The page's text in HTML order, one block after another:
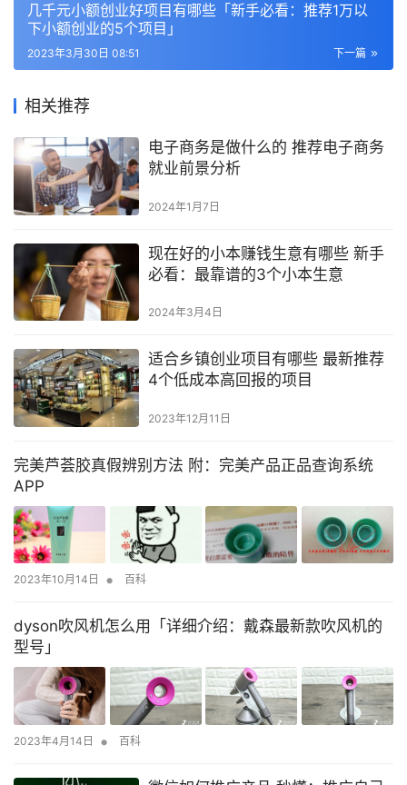
几千元小额创业好项目有哪些「新手必看：推荐1万以
下小额创业的5个项目」
下一篇
2023年3月30日 08:51
相关推荐
电子商务是做什么的 推荐电子商务
就业前景分析
2024年1月7日
现在好的小本赚钱生意有哪些 新手
必看：最靠谱的3个小本生意
2024年3月4日
适合乡镇创业项目有哪些 最新推荐
4个低成本高回报的项目
2023年12月11日
完美芦荟胶真假辨别方法 附：完美产品正品查询系统
APP
2023年10月14日 • 百科
dyson吹风机怎么用「详细介绍：戴森最新款吹风机的
型号」
2023年4月14日 • 百科